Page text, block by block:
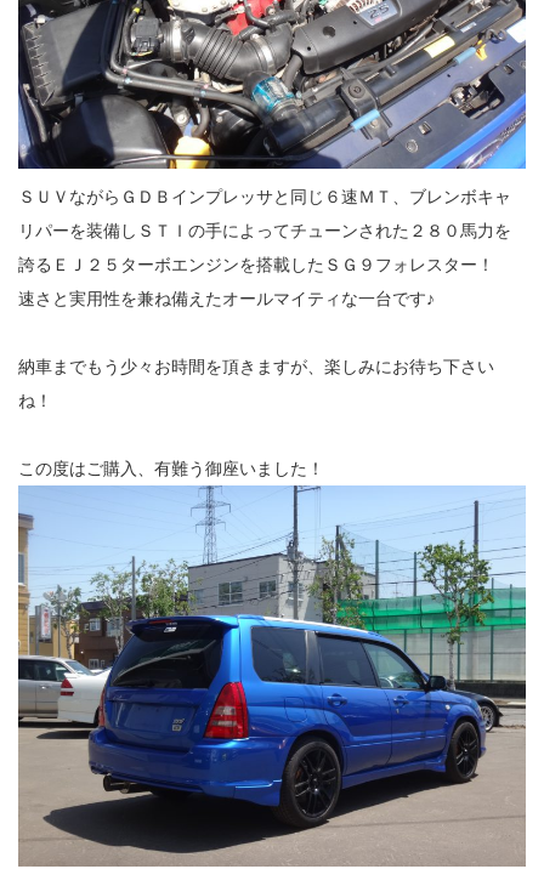
ＳＵＶながらＧＤＢインプレッサと同じ６速ＭＴ、ブレンボキャ
リパーを装備しＳＴＩの手によってチューンされた２８０馬力を
誇るＥＪ２５ターボエンジンを搭載したＳＧ９フォレスター！
速さと実用性を兼ね備えたオールマイティな一台です♪
納車までもう少々お時間を頂きますが、楽しみにお待ち下さい
ね！
この度はご購入、有難う御座いました！